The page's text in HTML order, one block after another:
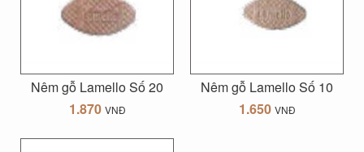
Nêm gỗ Lamello Số 20
1.870 VNĐ
Nêm gỗ Lamello Số 10
1.650 VNĐ